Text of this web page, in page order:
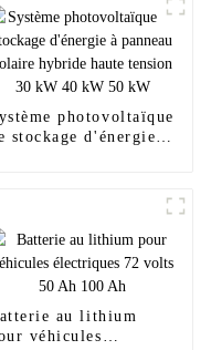
photovoltaïque
stockage d'énergie à
au lithium
véhicules